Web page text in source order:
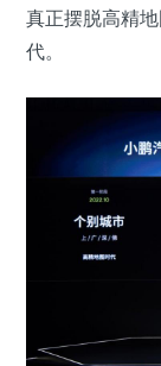
真正摆脱高精
代。